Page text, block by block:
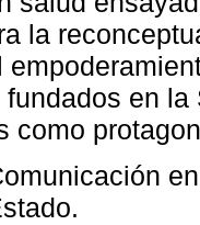
la
en
como